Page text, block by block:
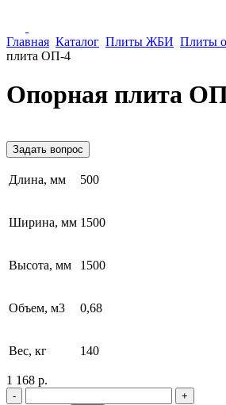
Главная Каталог Плиты ЖБИ Плиты
плита ОП-4
Опорная плита
Задать вопрос
Длина, мм 500
Ширина, мм 1500
Высота, мм 1500
Объем, м3 0,68
Вес, кг 140
1 168 р.
- +